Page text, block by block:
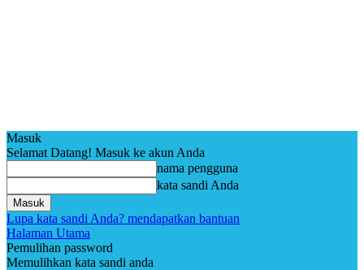
Masuk
Selamat Datang! Masuk ke akun Anda
nama pengguna
kata sandi Anda
Lupa kata sandi Anda? mendapatkan bantuan
Halaman Utama
Pemulihan password
Memulihkan kata sandi anda